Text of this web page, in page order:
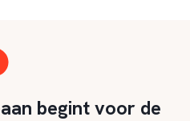
begint voor de